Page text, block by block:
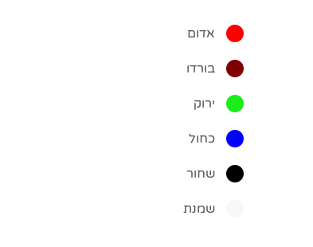
אדום
בורדו
ירוק
כחול
שחור
שמנת